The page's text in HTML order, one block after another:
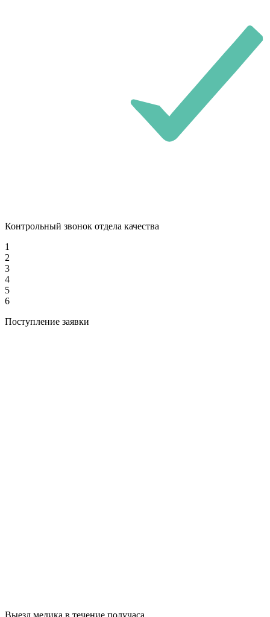
Контрольный звонок отдела качества
1
2
3
4
5
6
Поступление заявки
Выезд медика в течение получаса